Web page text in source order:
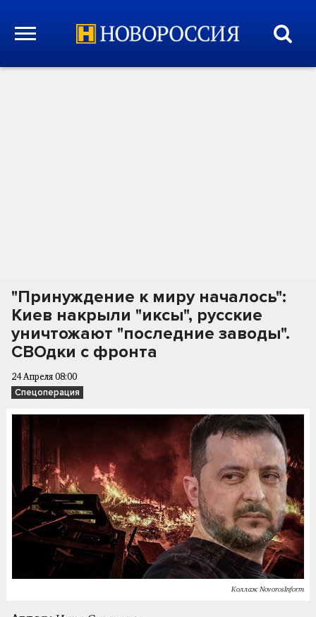
"Принуждение к миру началось":
Киев накрыли "иксы", русские
уничтожают "последние заводы".
СВОдки с фронта
24 Апреля 08:00
Спецоперация
Коллаж NovorosInform